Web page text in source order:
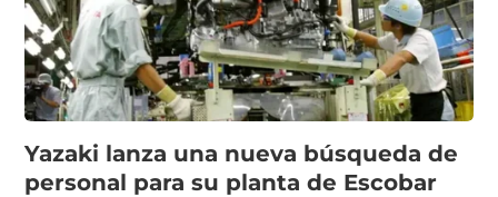
Yazaki lanza una nueva búsqueda de
personal para su planta de Escobar